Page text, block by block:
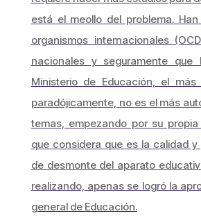
está el meollo del problema.
organismos internacionales
nacionales y seguramente que
Ministerio de Educación, el más
paradójicamente, no es el más
temas, empezando por su
que considera que es la calidad
de desmonte del aparato
realizando, apenas se logró la
general de Educación.